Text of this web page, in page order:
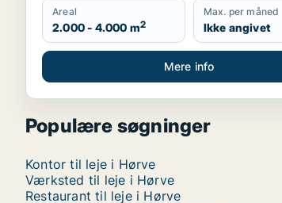
Areal
2.000 - 4.000 m2
Max. per måned
Ikke angivet
Mere info
Populære søgninger
Kontor til leje i Hørve
Værksted til leje i Hørve
Restaurant til leje i Hørve